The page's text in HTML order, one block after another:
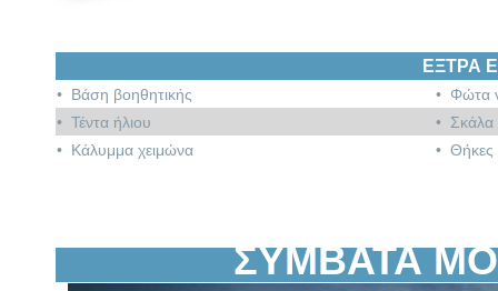
ΕΞΤΡΑ
• Βάση βοηθητικής
• Φώτα
• Τέντα ήλιου
• Σκάλα
• Κάλυμμα χειμώνα
• Θήκες
ΣΥΜΒΑΤΑ